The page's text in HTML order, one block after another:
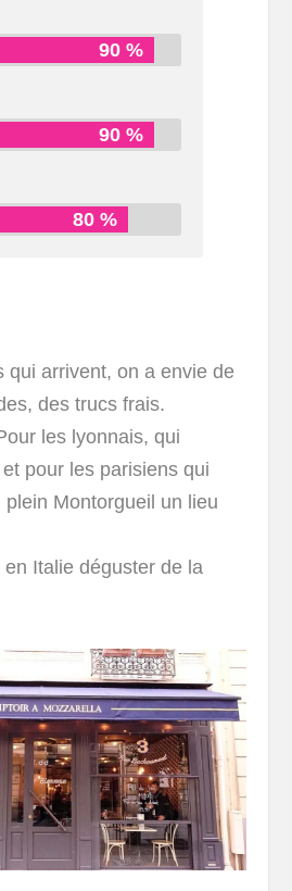
90 %
90 %
80 %
qui arrivent, on a envie de
des trucs frais.
les lyonnais, qui
pour les parisiens qui
Montorgueil un lieu
Italie déguster de la